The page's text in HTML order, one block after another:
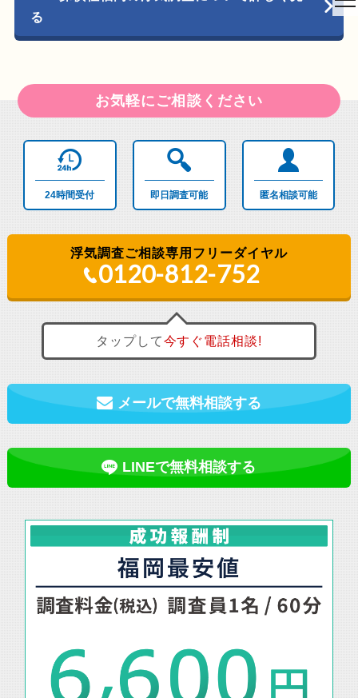
る
お気軽にご相談ください
24時間受付 即日調査可能 匿名相談可能
浮気調査ご相談専用フリーダイヤル
0120-812-752
タップして今すぐ電話相談!
メールで無料相談する
LINEで無料相談する